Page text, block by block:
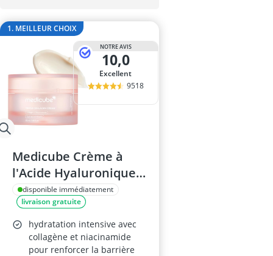
1. MEILLEUR CHOIX
NOTRE AVIS
10,0
Excellent
9518
Medicube Crème à
l'Acide Hyaluronique,
50 ml
disponible immédiatement
livraison gratuite
hydratation intensive avec
collagène et niacinamide
pour renforcer la barrière